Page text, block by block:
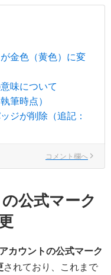
金色（黄色）に変
味について
筆時点）
ジが削除（追記：
コメント欄へ
公式マーク
カウントの公式マーク
されており、これまで